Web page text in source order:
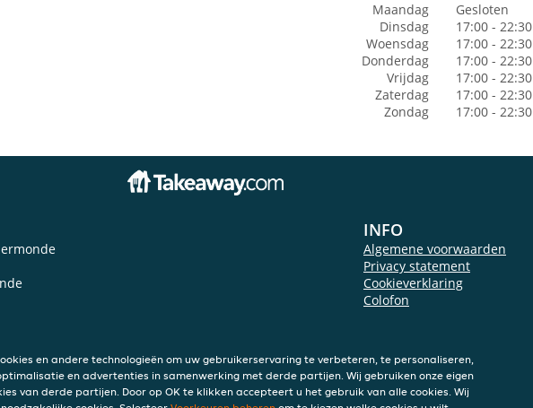
Maandag
Gesloten
Dinsdag
17:00 - 22:30
Woensdag
17:00 - 22:30
Donderdag
17:00 - 22:30
Vrijdag
17:00 - 22:30
Zaterdag
17:00 - 22:30
Zondag
17:00 - 22:30
INFO
Algemene voorwaarden
Privacy statement
Cookieverklaring
Colofon
en andere technologieën om uw gebruikerservaring te verbeteren, te personaliseren,
en advertenties in samenwerking met derde partijen. Wij gebruiken onze eigen
van derde partijen. Door op OK te klikken accepteert u het gebruik van alle cookies. Wij